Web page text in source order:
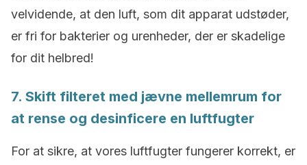
velvidende, at den luft, som dit apparat udstøder,
er fri for bakterier og urenheder, der er skadelige
for dit helbred!
7. Skift filteret med jævne mellemrum for
at rense og desinficere en luftfugter
For at sikre, at vores luftfugter fungerer korrekt, er